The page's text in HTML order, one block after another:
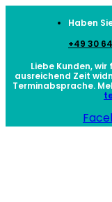
Haben
+49 30
Liebe Kunden,
ausreichend Zeit
Terminabsprache.